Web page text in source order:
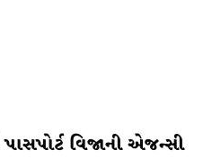
વિજાની એજન્સી